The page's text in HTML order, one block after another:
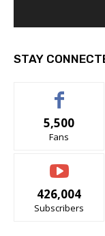
STAY
5,500
Fans
426,004
Subscribers